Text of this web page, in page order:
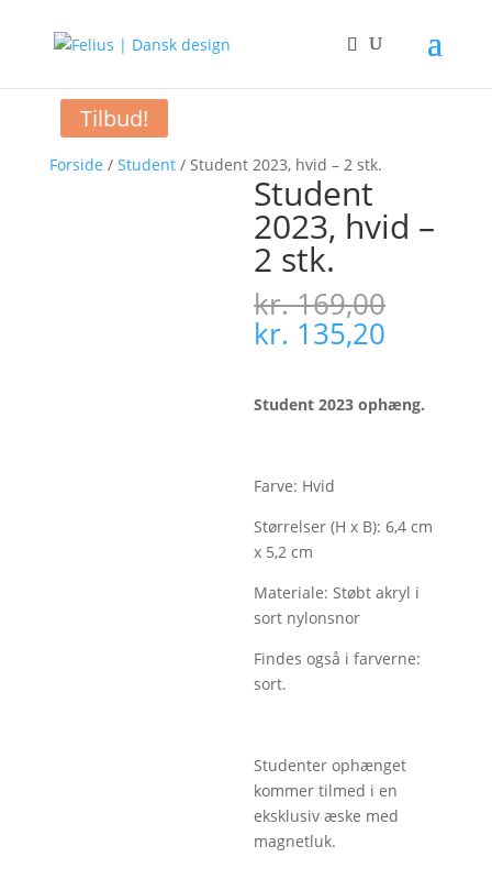
Forside / Student/ Student 2023, hvid – 2 stk.
Tilbud!
Student
2023, hvid –
2 stk.
kr.169,00
Den
oprindelige
var:
kr. 135,20
er:
Student 2023 ophæng.
Farve: Hvid
Størrelser (H x B): 6,4 cm
x 5,2 cm
Materiale: Støbt akryl i
sort nylonsnor
Findes også i farverne:
sort.
Studenter ophænget
kommer tilmed i en
eksklusiv æske med
magnetluk.